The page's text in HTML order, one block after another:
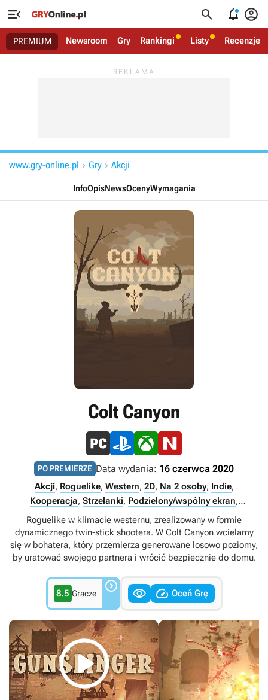
   
PREMIUM Newsroom Gry Rankingi Listy Recenzje
www.gry-online.pl  Gry  Akcji
InfoOpisNewsOcenyWymagania
Colt Canyon
PO PREMIERZE Data wydania: 16 czerwca 2020
Akcji, Roguelike, Western, 2D, Na 2 osoby, Indie,
Kooperacja, Strzelanki, Podzielony/wspólny ekran,
Multiplayer , Singleplayer
Roguelike w klimacie westernu, zrealizowany w formie
dynamicznego twin-stick shootera. W Colt Canyon wcielamy
się w bohatera, który przemierza generowane losowo poziomy,
by uratować swojego partnera i wrócić bezpiecznie do domu.
8.5 Gracze    Oceń Grę
